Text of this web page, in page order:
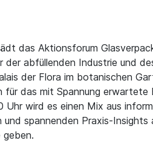
das Aktionsforum
abfüllenden Industrie und
der Flora im botanischen
für das mit Spannung erwartete
Uhr wird es einen Mix aus
spannenden Praxis-Insights